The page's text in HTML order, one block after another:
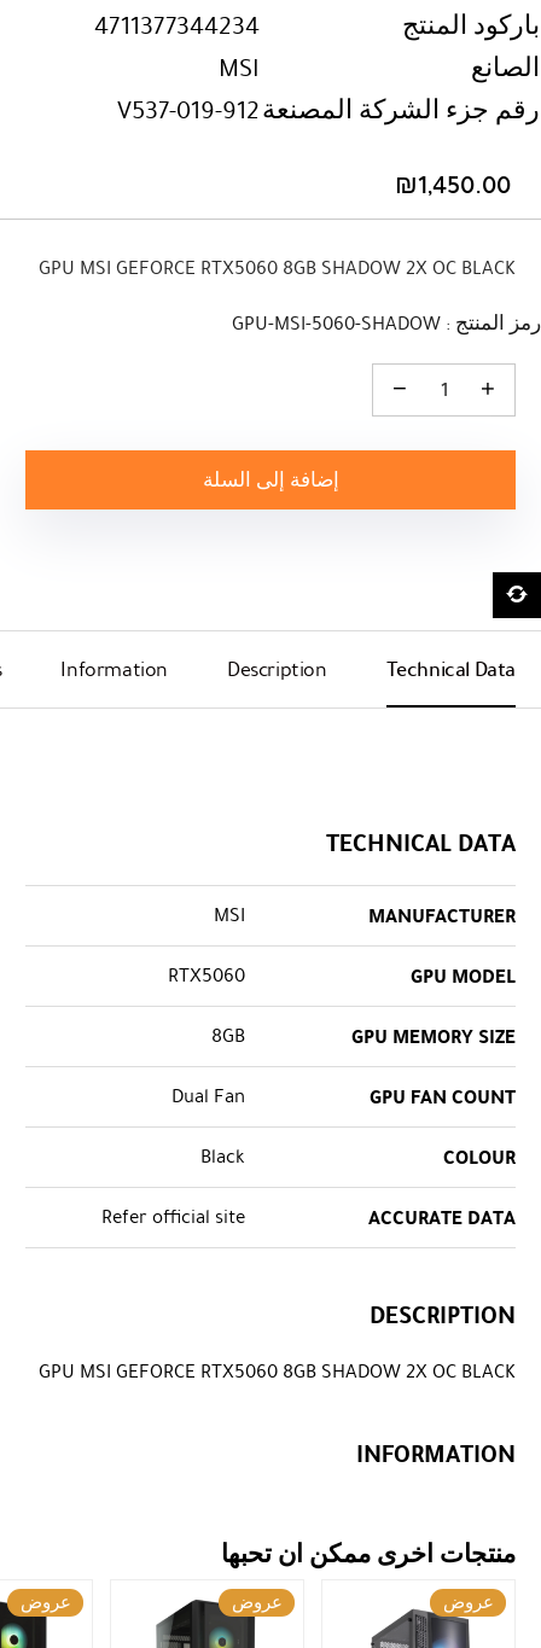
باركود المنتج
4711377344234
الصانع
MSI
رقم جزء الشركة المصنعة912-V537-019
₪1,450.00
GPU MSI GEFORCE RTX5060 8GB SHADOW 2X OC BLACK
رمز المنتج : GPU-MSI-5060-SHADOW
كمية GPU MSI GEFORCE RTX5060 8GB SHADOW 2X OC BLACK
إضافة إلى السلة
Technical Data
Description
Information
TECHNICAL DATA
MANUFACTURER
MSI
GPU MODEL
RTX5060
GPU MEMORY SIZE
8GB
GPU FAN COUNT
Dual Fan
COLOUR
Black
ACCURATE DATA
Refer official site
DESCRIPTION
GPU MSI GEFORCE RTX5060 8GB SHADOW 2X OC BLACK
INFORMATION
منتجات اخرى ممكن ان تحبها
عروض عروض عروض